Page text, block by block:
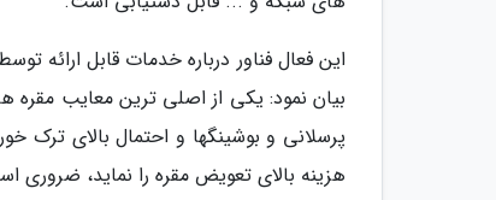
این فعال فناور درباره خدمات قابل ارائه
بیان نمود: یکی از اصلی ترین معایب مقره
پرسلانی و بوشینگها و احتمال بالای
هزینه بالای تعویض مقره را نماید، ضروری